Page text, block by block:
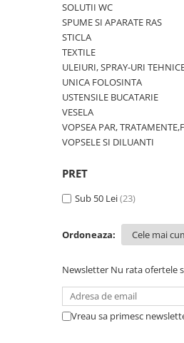
SOLUTII WC
SPUME SI APARATE RAS
STICLA
TEXTILE
ULEIURI, SPRAY-URI
UNICA FOLOSINTA
USTENSILE BUCATARIE
VESELA
VOPSEA PAR,
VOPSELE SI DILUANTI
PRET
Sub 50 Lei(23)
Ordoneaza:
Newsletter Nu rata ofertele
Vreau sa primesc